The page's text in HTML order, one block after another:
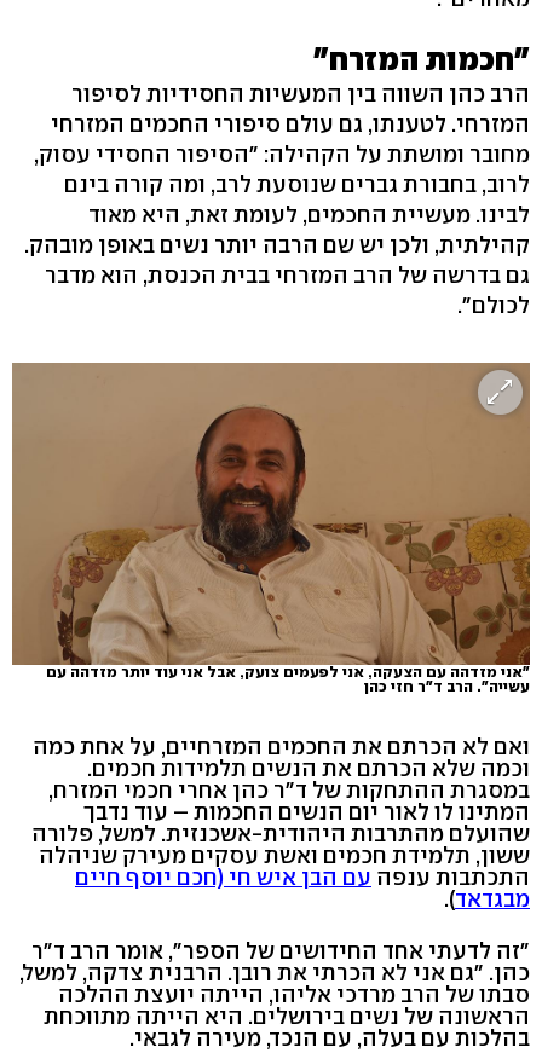
"חכמות המזרח"
הרב כהן השווה בין המעשיות החסידיות לסיפור
המזרחי. לטענתו, גם עולם סיפורי החכמים המזרחי
מחובר ומושתת על הקהילה: "הסיפור החסידי עסוק,
לרוב, בחבורת גברים שנוסעת לרב, ומה קורה בינם
לבינו. מעשיית החכמים, לעומת זאת, היא מאוד
קהילתית, ולכן יש שם הרבה יותר נשים באופן מובהק.
גם בדרשה של הרב המזרחי בבית הכנסת, הוא מדבר
לכולם".
"אני מזדהה עם הצעקה, אני לפעמים צועק, אבל אני עוד יותר מזדהה עם
עשייה". הרב ד"ר חזי כהן
ואם לא הכרתם את החכמים המזרחיים, על אחת כמה
וכמה שלא הכרתם את הנשים תלמידות חכמים.
במסגרת ההתחקות של ד"ר כהן אחרי חכמי המזרח,
המתינו לו לאור יום הנשים החכמות – עוד נדבך
שהועלם מהתרבות היהודית-אשכנזית. למשל, פלורה
ששון, תלמידת חכמים ואשת עסקים מעירק שניהלה
התכתבות ענפה עם הבן איש חי (חכם יוסף חיים
מבגדאד).
"זה לדעתי אחד החידושים של הספר", אומר הרב ד"ר
כהן. "גם אני לא הכרתי את רובן. הרבנית צדקה, למשל,
סבתו של הרב מרדכי אליהו, הייתה יועצת ההלכה
הראשונה של נשים בירושלים. היא הייתה מתווכחת
בהלכות עם בעלה, עם הנכד, מעירה לגבאי.